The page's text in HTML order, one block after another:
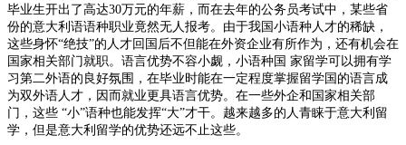
毕业生开出了高达30万元的年薪，而在去年的公务员考试中，某些省
份的意大利语语种职业竟然无人报考。由于我国小语种人才的稀缺，
这些身怀“绝技”的人才回国后不但能在外资企业有所作为，还有机会在
国家相关部门就职。语言优势不容小觑，小语种国 家留学可以拥有学
习第二外语的良好氛围，在毕业时能在一定程度掌握留学国的语言成
为双外语人才，因而就业更具语言优势。在一些外企和国家相关部
门，这些 “小”语种也能发挥“大”才干。越来越多的人青睐于意大利留
学，但是意大利留学的优势还远不止这些。